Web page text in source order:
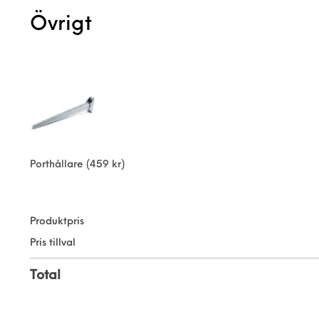
Övrigt
Porthållare (459 kr)
Produktpris
Pris tillval
Total